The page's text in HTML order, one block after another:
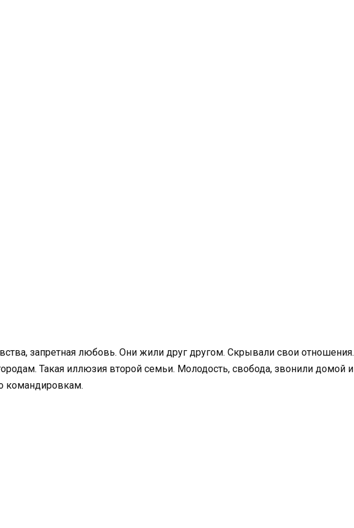
запретная любовь. Они жили друг другом. Скрывали свои отношения.
Такая иллюзия второй семьи. Молодость, свобода, звонили домой и
командировкам.